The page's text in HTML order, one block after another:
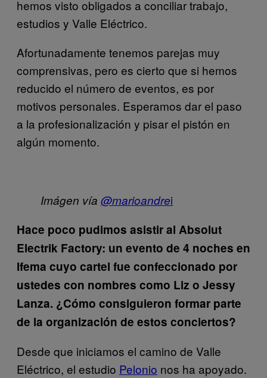
hemos visto obligados a conciliar trabajo,
estudios y Valle Eléctrico.
Afortunadamente tenemos parejas muy
comprensivas, pero es cierto que si hemos
reducido el número de eventos, es por
motivos personales. Esperamos dar el paso
a la profesionalización y pisar el pistón en
algún momento.
Imágen vía @marioandrei
Hace poco pudimos asistir al Absolut
Electrik Factory: un evento de 4 noches en
Ifema cuyo cartel fue confeccionado por
ustedes con nombres como Liz o Jessy
Lanza. ¿Cómo consiguieron formar parte
de la organización de estos conciertos?
Desde que iniciamos el camino de Valle
Eléctrico, el estudio Pelonio nos ha apoyado.